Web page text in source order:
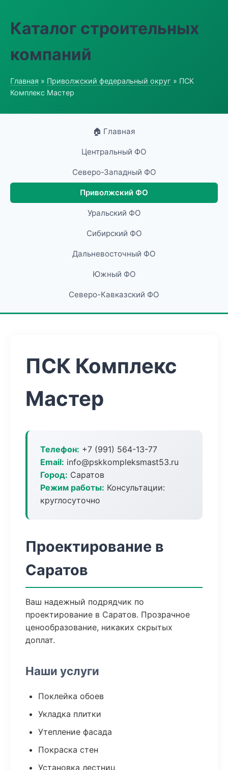
Каталог строительных
компаний
Главная » Приволжский федеральный округ » ПСК
Комплекс Мастер
🏠 Главная
Центральный ФО
Северо-Западный ФО
Приволжский ФО
Уральский ФО
Сибирский ФО
Дальневосточный ФО
Южный ФО
Северо-Кавказский ФО
ПСК Комплекс
Мастер
Телефон: +7 (991) 564-13-77
Email: info@pskkompleksmast53.ru
Город: Саратов
Режим работы: Консультации:
круглосуточно
Проектирование в
Саратов
Ваш надежный подрядчик по
проектирование в Саратов. Прозрачное
ценообразование, никаких скрытых
доплат.
Наши услуги
Поклейка обоев
Укладка плитки
Утепление фасада
Покраска стен
Установка лестниц